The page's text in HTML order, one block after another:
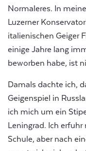
Normaleres. In
Luzerner
italienischen Geiger
einige Jahre lang
beworben habe, ist
Damals dachte ich,
Geigenspiel in
ich mich um ein
Leningrad. Ich
Schule, aber nach